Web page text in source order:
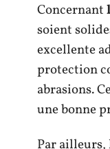
Concernant
soient
excellente
protection
abrasions.
une bonne
Par ailleurs,